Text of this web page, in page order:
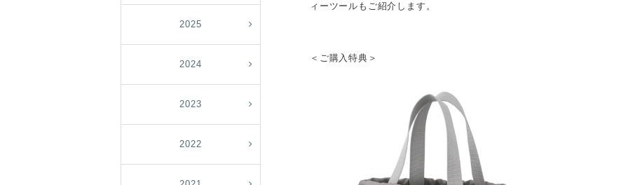
ィーツールもご紹介します。
＜ご購入特典＞
2025
2024
2023
2022